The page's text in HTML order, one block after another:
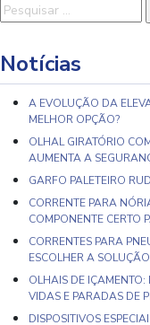
Pesquisar
por:
Notícias
A EVOLUÇÃO DA
MELHOR OPÇÃO?
OLHAL GIRATÓRIO
AUMENTA A
GARFO PALETEIRO RUD
CORRENTE PARA
COMPONENTE CERTO
CORRENTES PARA
ESCOLHER A
OLHAIS DE
VIDAS E PARADAS DE
DISPOSITIVOS